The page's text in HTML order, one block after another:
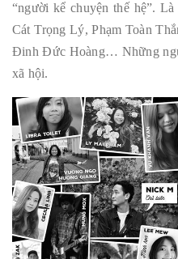
“người kể chuyện thế hệ”.
Cát Trọng Lý, Phạm Toàn
Đinh Đức Hoàng… Những
xã hội.